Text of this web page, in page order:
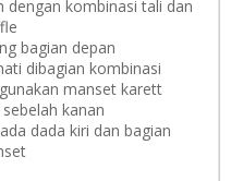
dengan kombinasi tali dan
bagian depan
dibagian kombinasi
manset karett
kanan
dada kiri dan bagian